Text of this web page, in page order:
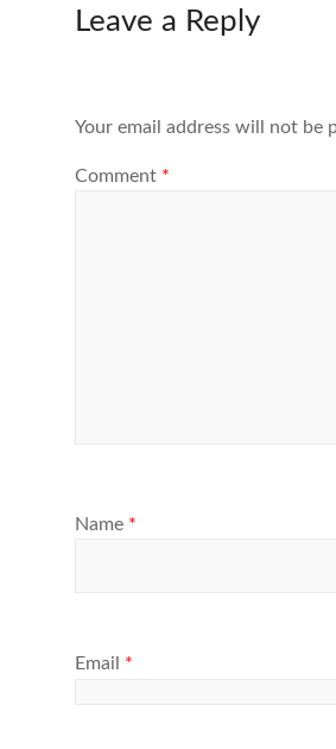
Leave a Reply
Your email address will not be
Comment *
Name *
Email *